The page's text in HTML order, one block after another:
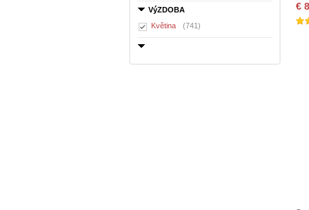
VýZDOBA
Květina
(741)
€